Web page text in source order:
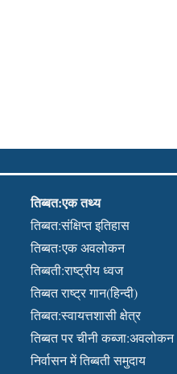
तिब्बत:एक तथ्य
तिब्बत:संक्षिप्त इतिहास
तिब्बतःएक अवलोकन
तिब्बती:राष्ट्रीय ध्वज
तिब्बत राष्ट्र गान(हिन्दी)
तिब्बत:स्वायत्तशासी क्षेत्र
तिब्बत पर चीनी कब्जा:अवलोकन
निर्वासन में तिब्बती समुदाय